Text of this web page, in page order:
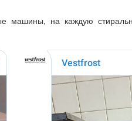
машины, на каждую